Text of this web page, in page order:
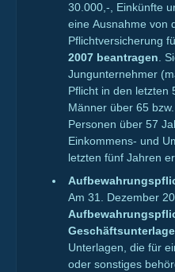
30.000,-, Einkünfte
eine Ausnahme von
Pflichtversicherung
2007 beantragen .
Jungunternehmer
Pflicht in den letzten
Männer über 65
Personen über 57
Einkommens- und
letzten fünf Jahren
Am 31. Dezember
Unterlagen, die für
oder sonstiges